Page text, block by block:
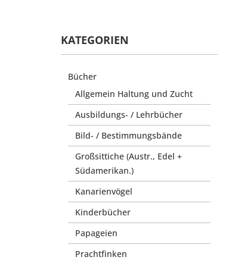
KATEGORIEN
Bücher
Allgemein Haltung und Zucht
Ausbildungs- / Lehrbücher
Bild- / Bestimmungsbände
Großsittiche (Austr., Edel +
Südamerikan.)
Kanarienvögel
Kinderbücher
Papageien
Prachtfinken